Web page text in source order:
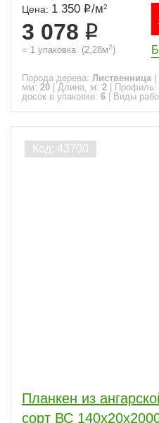
Цена: 1 350 /м2
3 078
= 1 упаковка (2,28м2)
Порода дерева: Лиственница
мм: 20 Длина, м: 2 Профиль:
досок в упаковке: 6 Виды
Планкен из
сорт ВС